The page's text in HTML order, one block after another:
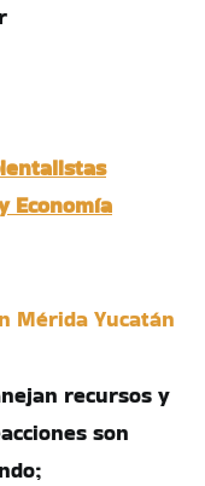
Economía
Mérida Yucatán
recursos y
son